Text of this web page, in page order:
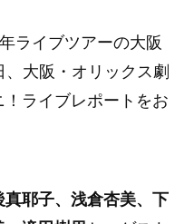
ライブツアーの大阪
大阪・オリックス劇
ライブレポートをお
耶子、浅倉杏美、下